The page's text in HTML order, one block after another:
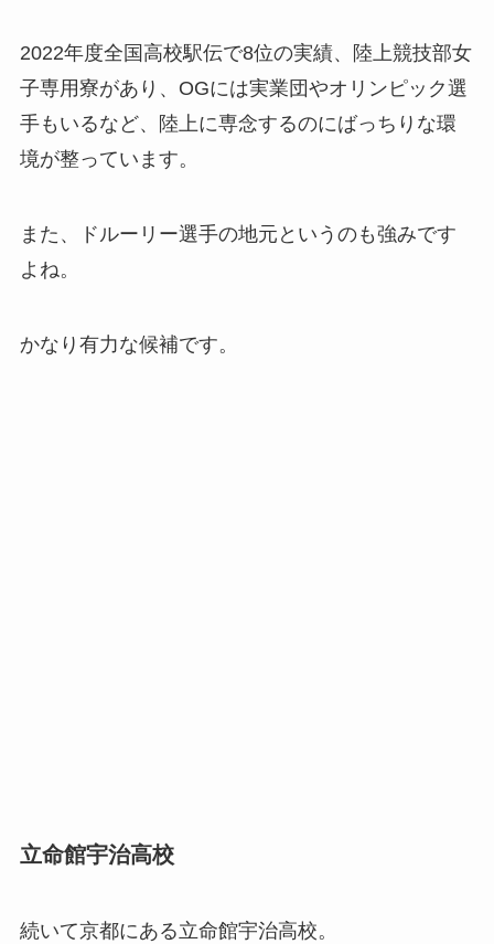
2022年度全国高校駅伝で8位の実績、陸上競技部女
子専用寮があり、OGには実業団やオリンピック選
手もいるなど、陸上に専念するのにばっちりな環
境が整っています。
また、ドルーリー選手の地元というのも強みです
よね。
かなり有力な候補です。
立命館宇治高校
続いて京都にある立命館宇治高校。